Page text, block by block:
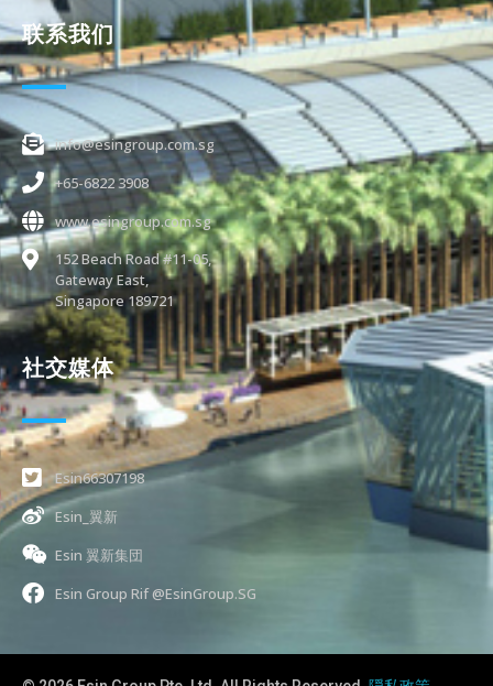
联系我们
info@esingroup.com.sg
+65-6822 3908
www.esingroup.com.sg
152 Beach Road #11-05,
Gateway East,
Singapore 189721
社交媒体
Esin66307198
Esin_翼新
Esin 翼新集団
Esin Group Rif @EsinGroup.SG